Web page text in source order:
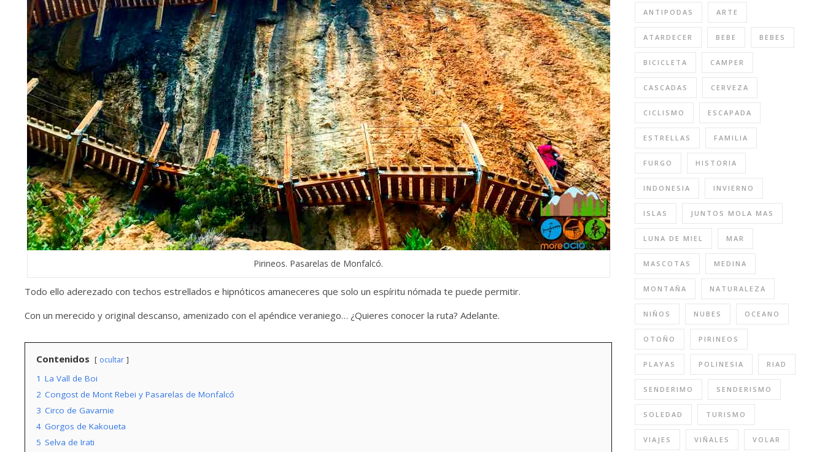
Pirineos. Pasarelas de Monfalcó.
Todo ello aderezado con techos estrellados e hipnóticos amaneceres que solo un espíritu nómada te puede permitir.
Con un merecido y original descanso, amenizado con el apéndice veraniego… ¿Quieres conocer la ruta? Adelante.
Contenidos ocultar
1 La Vall de Boi
2 Congost de Mont Rebei y Pasarelas de Monfalcó
3 Circo de Gavarnie
4 Gorgos de Kakoueta
5 Selva de Irati
ANTIPODAS ARTE
ATARDECER BEBE BEBES
BICICLETA CAMPER
CASCADAS CERVEZA
CICLISMO ESCAPADA
ESTRELLAS FAMILIA
FURGO HISTORIA
INDONESIA INVIERNO
ISLAS JUNTOS MOLA MAS
LUNA DE MIEL MAR
MASCOTAS MEDINA
MONTAÑA NATURALEZA
NIÑOS NUBES OCEANO
OTOÑO PIRINEOS
PLAYAS POLINESIA RIAD
SENDERIMO SENDERISMO
SOLEDAD TURISMO
VIAJES VIÑALES VOLAR